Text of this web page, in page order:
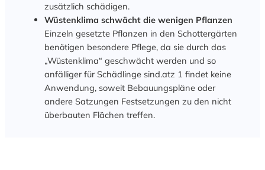
zusätzlich schädigen.
Wüstenklima schwächt die wenigen Pflanzen
Einzeln gesetzte Pflanzen in den Schottergärten
benötigen besondere Pflege, da sie durch das
„Wüstenklima“ geschwächt werden und so
anfälliger für Schädlinge sind.atz 1 findet keine
Anwendung, soweit Bebauungspläne oder
andere Satzungen Festsetzungen zu den nicht
überbauten Flächen treffen.